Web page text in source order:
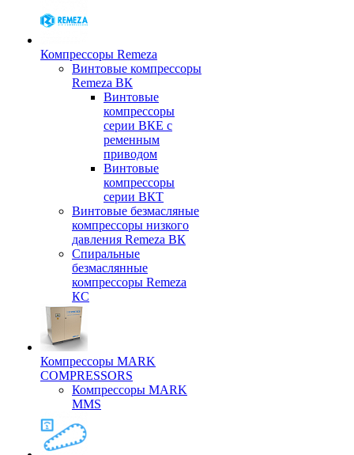
Компрессоры Remeza
Винтовые компрессоры
Remeza ВК
Винтовые
компрессоры
серии ВКЕ с
ременным
приводом
Винтовые
компрессоры
серии ВКТ
Винтовые безмасляные
компрессоры низкого
давления Remeza ВК
Спиральные
безмаслянные
компрессоры Remeza
КС
Компрессоры MARK
COMPRESSORS
Компрессоры MARK
MMS